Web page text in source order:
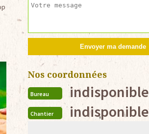
Nos coordonnées
Bureau indisponible
Chantier indisponible